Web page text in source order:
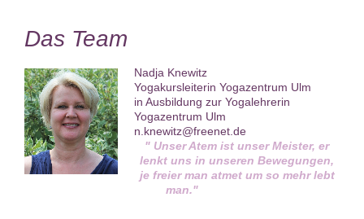
Das Team
Nadja Knewitz
Yogakursleiterin Yogazentrum Ulm
in Ausbildung zur Yogalehrerin
Yogazentrum Ulm
n.knewitz@freenet.de
" Unser Atem ist unser Meister, er
lenkt uns in unseren Bewegungen,
je freier man atmet um so mehr lebt
man."